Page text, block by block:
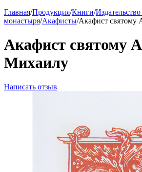
Главная/Продукция/Книги/
монастыря/Акафисты/Акафист святому
Акафист святому
Михаилу
Написать отзыв